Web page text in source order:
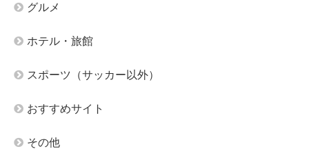
グルメ
ホテル・旅館
スポーツ（サッカー以外）
おすすめサイト
その他